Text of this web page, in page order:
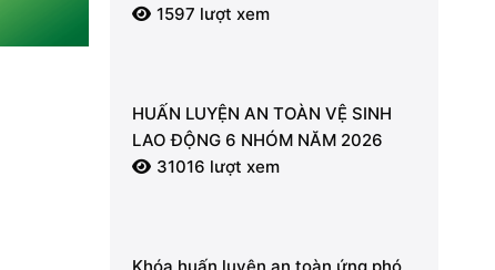
1597 lượt xem
HUẤN LUYỆN AN TOÀN VỆ SINH
LAO ĐỘNG 6 NHÓM NĂM 2026
31016 lượt xem